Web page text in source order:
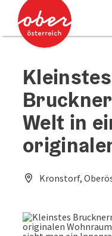
Zum Inhalt
Zum Seitenanfang
Kleinstes
Welt in
Kronstorf,